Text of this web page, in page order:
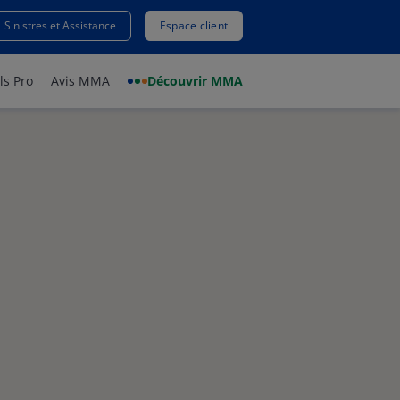
Sinistres et Assistance Espace client
Pro Avis MMA Découvrir MMA